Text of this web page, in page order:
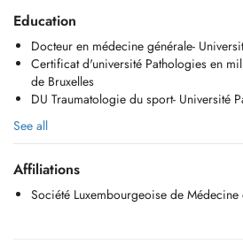
Horaires d'ouverture: du Lundi au Jeudi, de
- Consultation de médecine générale
- Consultation de médecine/traumatologie
- Echographie de l'appareil
- Examen/contrôle médico-sportif
APRES MIDI)
l'Hôtel DoubleTree by Hilton sur votre
étage au sein du cabinet CKOS.
Le parking de l'hôtel est accessible aux
Education
Docteur en médecine générale-
Certificat d'université Pathologies en
de Bruxelles
DU Traumatologie du sport- Université
See all
Affiliations
Société Luxembourgeoise de